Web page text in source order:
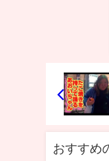
おすすめ